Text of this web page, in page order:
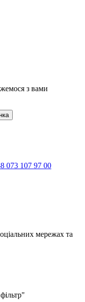
з вами
073 107 97 00
мережах та